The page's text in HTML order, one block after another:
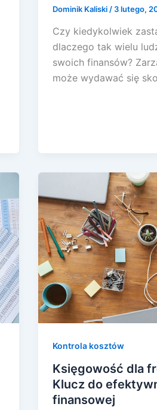
Dominik Kaliski / 3 lutego,
Czy kiedykolwiek
dlaczego tak wielu
swoich finansów?
może wydawać się
Kontrola kosztów
Księgowość dla
Klucz do
finansowej